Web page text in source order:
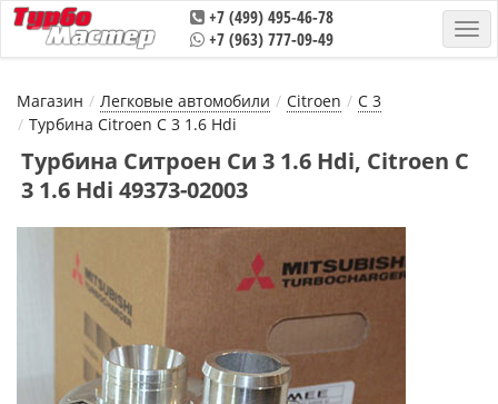
+7 (499) 495-46-78
+7 (963) 777-09-49
Магазин Легковые автомобили Citroen
C 3
Турбина Citroen C 3 1.6 Hdi
Турбина Ситроен Си 3 1.6 Hdi, Citroen C
3 1.6 Hdi 49373-02003